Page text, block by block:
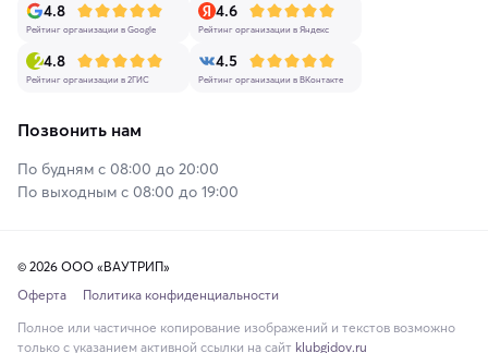
4.8
Рейтинг организации в Google
4.6
Рейтинг организации в Яндекс
4.8
Рейтинг организации в 2ГИС
4.5
Рейтинг организации в ВКонтакте
Позвонить нам
По будням с 08:00 до 20:00
По выходным с 08:00 до 19:00
© 2026 ООО «ВАУТРИП»
Оферта
Политика конфиденциальности
Полное или частичное копирование изображений и текстов возможно
только с указанием активной ссылки на сайт klubgidov.ru